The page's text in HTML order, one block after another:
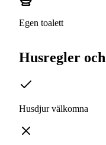
Egen toalett
Husregler
Husdjur välkomna